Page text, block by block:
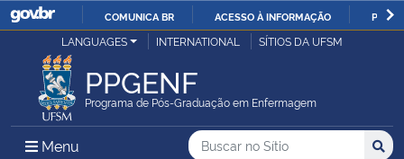
IR
COMUNICA BR ACESSO À INFORMAÇÃO
Ministério da Justiça e Segurança Pública
Ministério da Defesa
LANGUAGES INTERNATIONAL SÍTIOS DA UFSM
PPGENF
Programa de Pós-Graduação em Enfermagem
Menu Menu Principal do Sítio
Busca
Buscar no no Sítio
Busca: